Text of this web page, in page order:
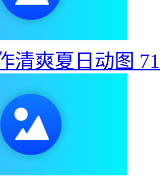
清爽夏日动图